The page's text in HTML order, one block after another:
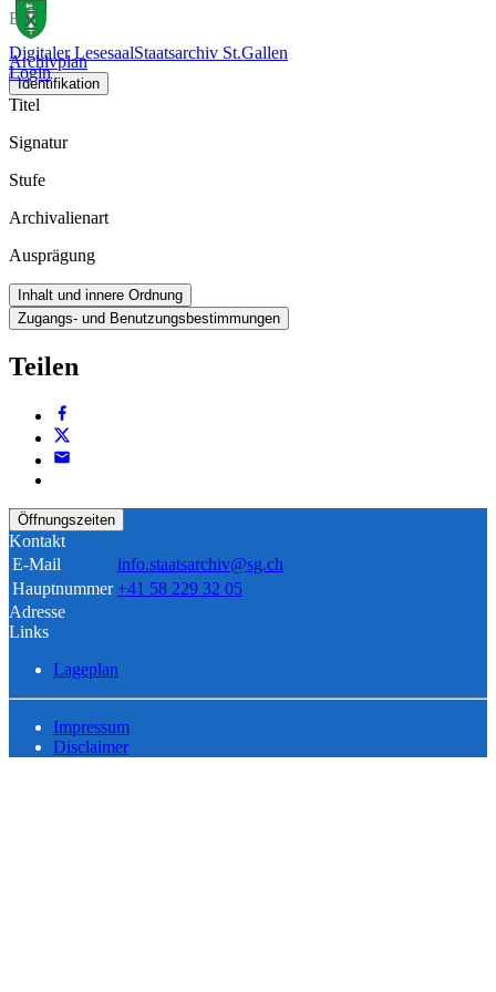
Digitaler LesesaalStaatsarchiv St.Gallen
Login
Buch
Archivplan
Identifikation
Titel
Signatur
Stufe
Archivalienart
Ausprägung
Inhalt und innere Ordnung
Zugangs- und Benutzungsbestimmungen
Teilen
Öffnungszeiten
Kontakt
E-Mail
info.staatsarchiv@sg.ch
Hauptnummer +41 58 229 32 05
Adresse
Links
Lageplan
Impressum
Disclaimer